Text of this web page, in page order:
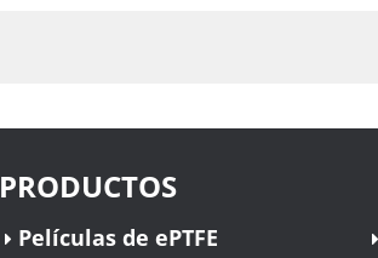
PRODUCTOS
Películas de ePTFE